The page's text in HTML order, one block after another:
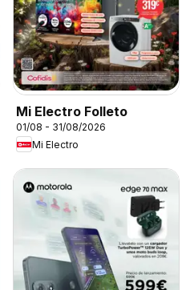
Mi Electro Folleto
01/08 - 31/08/2026
Mi Electro